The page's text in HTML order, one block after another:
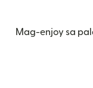
Mag-enjoy sa